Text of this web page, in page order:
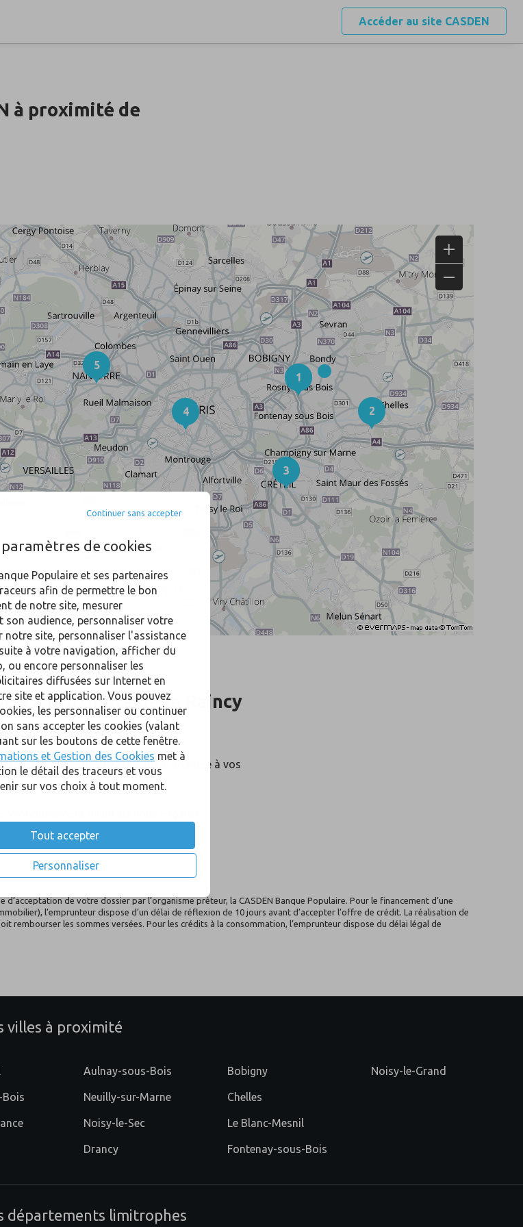
Accéder au site CASDEN
à proximité de
5
4
3
2
1
à proximité dele Raincy
de le Raincy .
Vous recherchez une offre adaptée à vos
(1) pour financer votre projet ?
avant de vous engager.
de votre dossier par l’organisme prêteur, la CASDEN Banque Populaire. Pour le financement d’une
l’emprunteur dispose d’un délai de réflexion de 10 jours avant d’accepter l’offre de crédit. La réalisation de
rembourser les sommes versées. Pour les crédits à la consommation, l’emprunteur dispose du délai légal de
villes à proximité
Bois
Aulnay-sous-Bois
Neuilly-sur-Marne
Noisy-le-Sec
Drancy
Bobigny
Chelles
Le Blanc-Mesnil
Fontenay-sous-Bois
Noisy-le-Grand
départements limitrophes
Continuer sans accepter
paramètres de cookies
Populaire et ses partenaires
afin de permettre le bon
de notre site, mesurer
son audience, personnaliser votre
notre site, personnaliser l'assistance
à votre navigation, afficher du
ou encore personnaliser les
diffusées sur Internet en
site et application. Vous pouvez
les personnaliser ou continuer
sans accepter les cookies (valant
sur les boutons de cette fenêtre.
et Gestion des Cookies met à
le détail des traceurs et vous
sur vos choix à tout moment.
Tout accepter
Personnaliser